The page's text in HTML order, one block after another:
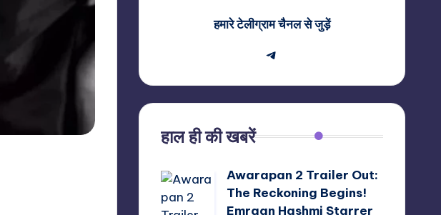
हमारे टेलीग्राम चैनल से जुड़ें
Telegram
हाल ही की खबरें
Awarapan 2 Trailer Out:
The Reckoning Begins!
Emraan Hashmi Starrer